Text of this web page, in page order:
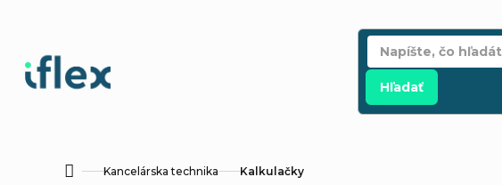
Hľadať
DomovKancelárska technika Kalkulačky